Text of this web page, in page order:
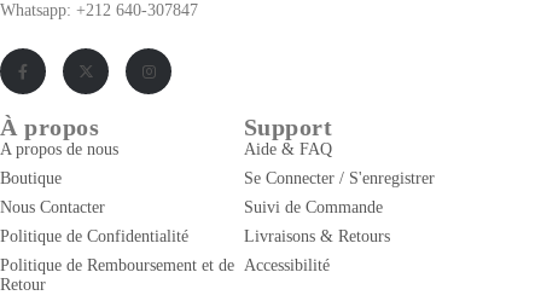
Whatsapp: +212 640-307847
À propos
A propos de nous
Boutique
Nous Contacter
Politique de Confidentialité
Politique de Remboursement et de
Retour
Support
Aide & FAQ
Se Connecter / S'enregistrer
Suivi de Commande
Livraisons & Retours
Accessibilité